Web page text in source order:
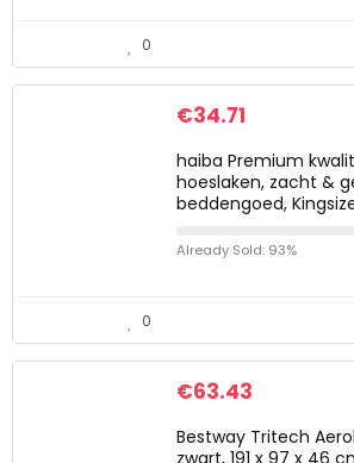
0
€34.71
haiba Premium
hoeslaken, zacht &
beddengoed,
Already Sold: 93%
0
€63.43
Bestway Tritech
zwart, 191 x 97 x 46